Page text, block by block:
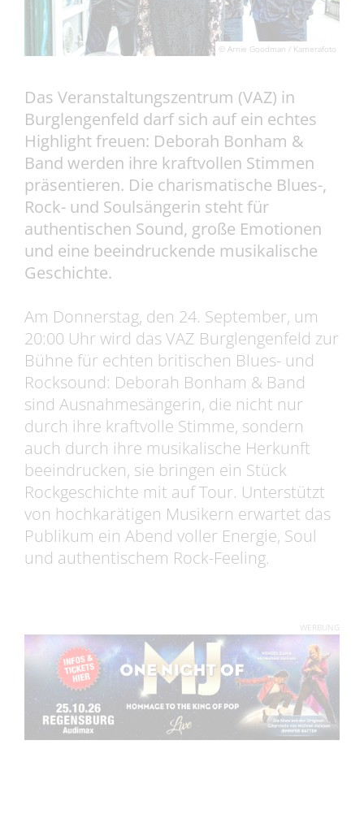
© Arnie Goodman / Kamerafoto
Das Veranstaltungszentrum (VAZ) in
Burglengenfeld darf sich auf ein echtes
Highlight freuen: Deborah Bonham &
Band werden ihre kraftvollen Stimmen
präsentieren. Die charismatische Blues-,
Rock- und Soulsängerin steht für
authentischen Sound, große Emotionen
und eine beeindruckende musikalische
Geschichte.
Am Donnerstag, den 24. September, um
20:00 Uhr wird das VAZ Burglengenfeld zur
Bühne für echten britischen Blues- und
Rocksound: Deborah Bonham & Band
sind Ausnahmesängerin, die nicht nur
durch ihre kraftvolle Stimme, sondern
auch durch ihre musikalische Herkunft
beeindrucken, sie bringen ein Stück
Rockgeschichte mit auf Tour. Unterstützt
von hochkarätigen Musikern erwartet das
Publikum ein Abend voller Energie, Soul
und authentischem Rock-Feeling.
WERBUNG